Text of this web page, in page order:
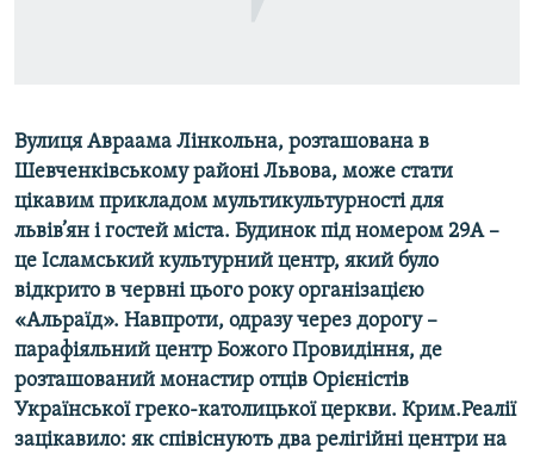
ІНФОГРАФІКА
ДОЛУЧАЙСЯ!
Усі сайти RFE/RL
Вулиця Авраама Лінкольна, розташована в
Шевченківському районі Львова, може стати
цікавим прикладом мультикультурності для
львів’ян і гостей міста. Будинок під номером 29А –
це Ісламський культурний центр, який було
відкрито в червні цього року організацією
«Альраїд». Навпроти, одразу через дорогу –
парафіяльний центр Божого Провидіння, де
розташований монастир отців Орієністів
Української греко-католицької церкви. Крим.Реалії
зацікавило: як співіснують два релігійні центри на